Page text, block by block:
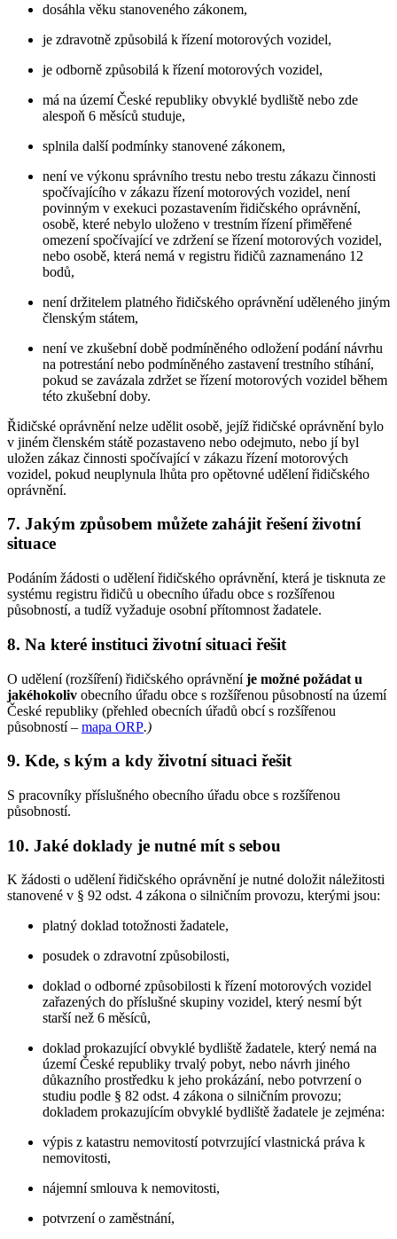
dosáhla věku stanoveného zákonem,
je zdravotně způsobilá k řízení motorových vozidel,
je odborně způsobilá k řízení motorových vozidel,
má na území České republiky obvyklé bydliště nebo zde
alespoň 6 měsíců studuje,
splnila další podmínky stanovené zákonem,
není ve výkonu správního trestu nebo trestu zákazu činnosti
spočívajícího v zákazu řízení motorových vozidel, není
povinným v exekuci pozastavením řidičského oprávnění,
osobě, které nebylo uloženo v trestním řízení přiměřené
omezení spočívající ve zdržení se řízení motorových vozidel,
nebo osobě, která nemá v registru řidičů zaznamenáno 12
bodů,
není držitelem platného řidičského oprávnění uděleného jiným
členským státem,
není ve zkušební době podmíněného odložení podání návrhu
na potrestání nebo podmíněného zastavení trestního stíhání,
pokud se zavázala zdržet se řízení motorových vozidel během
této zkušební doby.
Řidičské oprávnění nelze udělit osobě, jejíž řidičské oprávnění bylo
v jiném členském státě pozastaveno nebo odejmuto, nebo jí byl
uložen zákaz činnosti spočívající v zákazu řízení motorových
vozidel, pokud neuplynula lhůta pro opětovné udělení řidičského
oprávnění.
7. Jakým způsobem můžete zahájit řešení životní
situace
Podáním žádosti o udělení řidičského oprávnění, která je tisknuta ze
systému registru řidičů u obecního úřadu obce s rozšířenou
působností, a tudíž vyžaduje osobní přítomnost žadatele.
8. Na které instituci životní situaci řešit
O udělení (rozšíření) řidičského oprávněníje možné požádat u
jakéhokoliv obecního úřadu obce s rozšířenou působností na území
České republiky (přehled obecních úřadů obcí s rozšířenou
působností – mapa ORP.)
9. Kde, s kým a kdy životní situaci řešit
S pracovníky příslušného obecního úřadu obce s rozšířenou
působností.
10. Jaké doklady je nutné mít s sebou
K žádosti o udělení řidičského oprávnění je nutné doložit náležitosti
stanovené v § 92 odst. 4 zákona o silničním provozu, kterými jsou:
platný doklad totožnosti žadatele,
posudek o zdravotní způsobilosti,
doklad o odborné způsobilosti k řízení motorových vozidel
zařazených do příslušné skupiny vozidel, který nesmí být
starší než 6 měsíců,
doklad prokazující obvyklé bydliště žadatele, který nemá na
území České republiky trvalý pobyt, nebo návrh jiného
důkazního prostředku k jeho prokázání, nebo potvrzení o
studiu podle § 82 odst. 4 zákona o silničním provozu;
dokladem prokazujícím obvyklé bydliště žadatele je zejména:
výpis z katastru nemovitostí potvrzující vlastnická práva k
nemovitosti,
nájemní smlouva k nemovitosti,
potvrzení o zaměstnání,